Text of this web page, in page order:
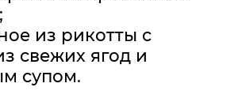
из рикотты с
свежих ягод и
супом.